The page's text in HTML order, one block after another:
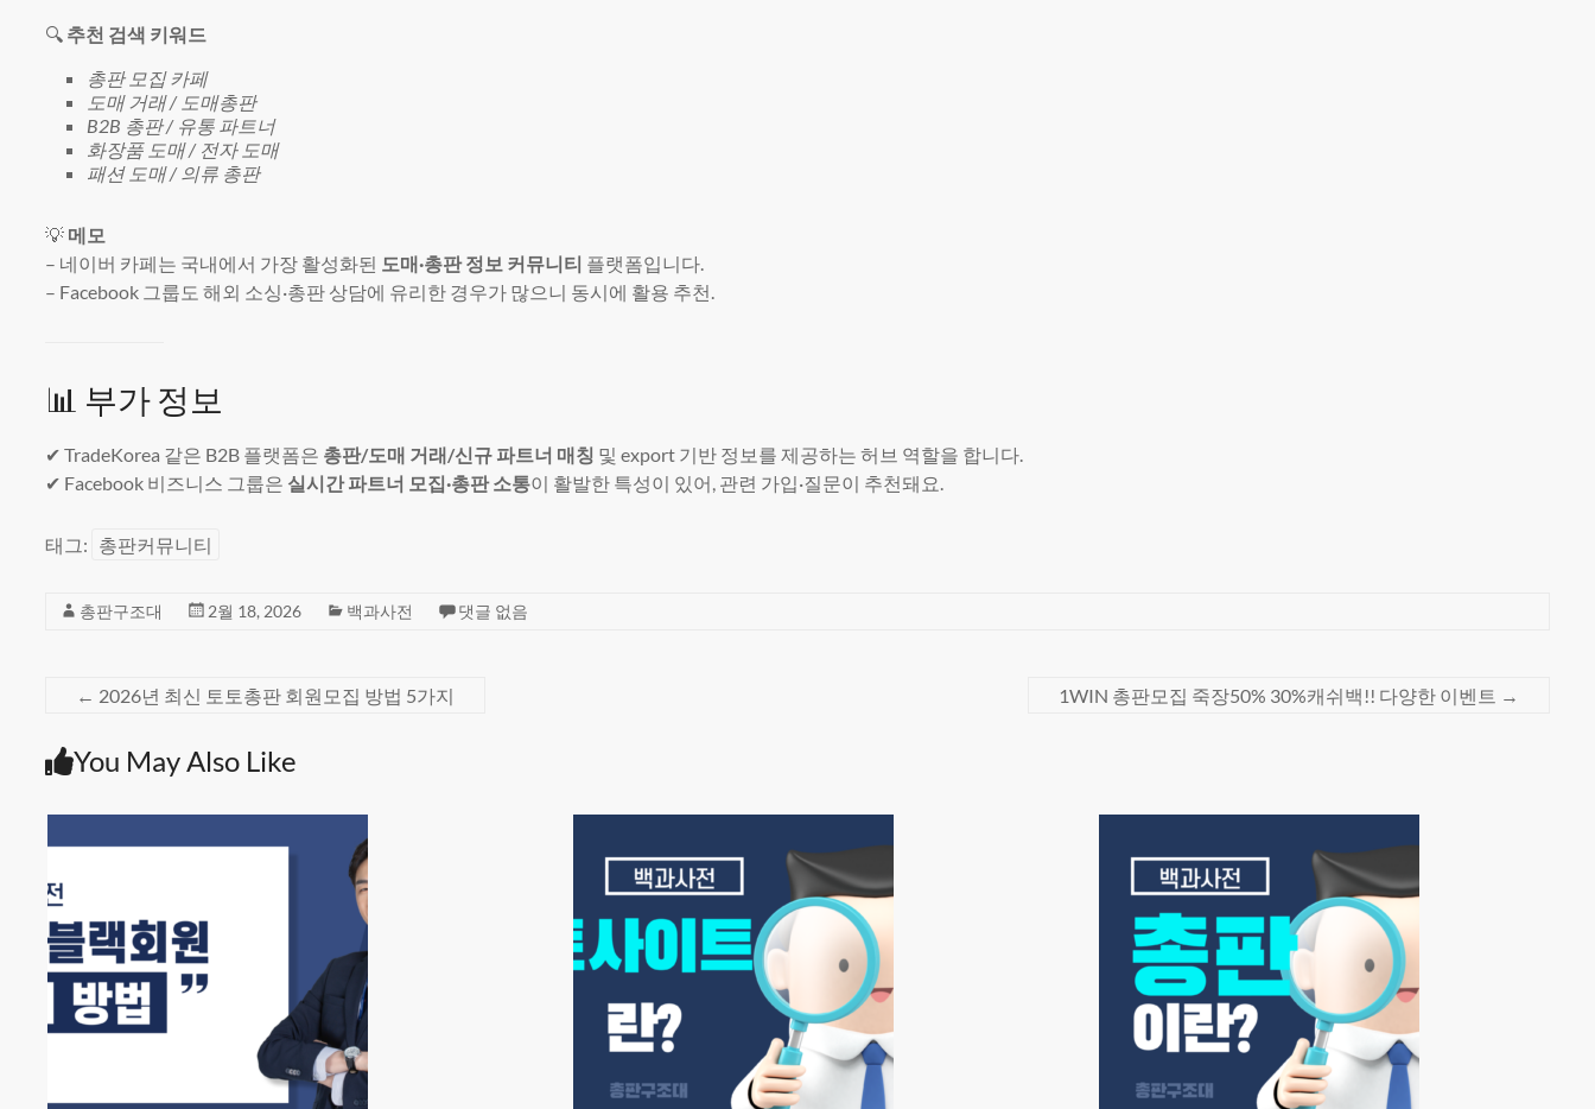
🔍 추천 검색 키워드
총판 모집 카페
도매 거래 / 도매총판
B2B 총판 / 유통 파트너
화장품 도매 / 전자 도매
패션 도매 / 의류 총판
💡 메모
– 네이버 카페는 국내에서 가장 활성화된 도매·총판 정보 커뮤니티 플랫폼입니다.
– Facebook 그룹도 해외 소싱·총판 상담에 유리한 경우가 많으니 동시에 활용 추천.
📊 부가 정보
✔ TradeKorea 같은 B2B 플랫폼은 총판/도매 거래/신규 파트너 매칭 및 export 기반 정보를 제공하는 허브 역할을 합니다.
✔ Facebook 비즈니스 그룹은 실시간 파트너 모집·총판 소통이 활발한 특성이 있어, 관련 가입·질문이 추천돼요.
태그: 총판커뮤니티
총판구조대 2월 18, 2026 백과사전 댓글 없음
← 2026년 최신 토토총판 회원모집 방법 5가지 1WIN 총판모집 죽장50% 30%캐쉬백!! 다양한 이벤트 →
You May Also Like